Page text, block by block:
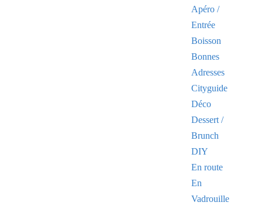
Apéro /
Entrée
Boisson
Bonnes
Adresses
Cityguide
Déco
Dessert /
Brunch
DIY
En route
En
Vadrouille